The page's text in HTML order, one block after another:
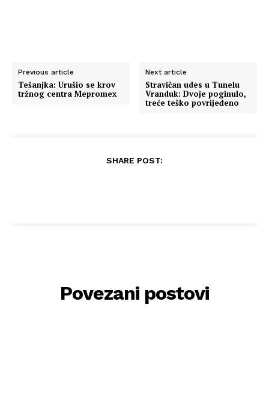
Previous article
Tešanjka: Urušio se krov
tržnog centra Mepromex
Next article
Stravičan udes u Tunelu
Vranduk: Dvoje poginulo,
treće teško povrijeđeno
SHARE POST:
Povezani postovi